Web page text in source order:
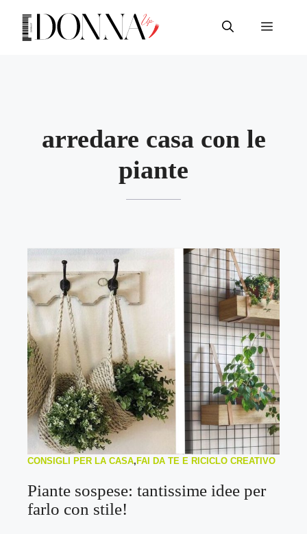
contenuto
Menu
arredare casa con le
piante
CONSIGLI PER LA CASA, FAI DA TE E RICICLO CREATIVO
Piante sospese: tantissime idee per
farlo con stile!